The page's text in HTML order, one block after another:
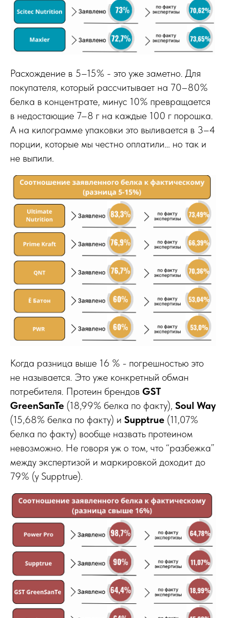
Расхождение в 5–15% - это уже заметно. Для
покупателя, который рассчитывает на 70–80%
белка в концентрате, минус 10% превращается
в недостающие 7–8 г на каждые 100 г порошка.
А на килограмме упаковки это выливается в 3–4
порции, которые мы честно оплатили… но так и
не выпили.
Когда разница выше 16 % - погрешностью это
не называется. Это уже конкретный обман
потребителя. Протеин брендов GST
GreenSanTe (18,99% белка по факту), Soul Way
(15,68% белка по факту) и Supptrue (11,07%
белка по факту) вообще назвать протеином
невозможно. Не говоря уж о том, что “разбежка”
между экспертизой и маркировкой доходит до
79% (у Supptrue).